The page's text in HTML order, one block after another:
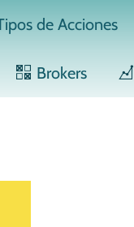
de Acciones
Brokers